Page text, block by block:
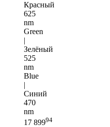
Красный
625
nm
Green
|
Зелёный
525
nm
Blue
|
Синий
470
nm
17 89994